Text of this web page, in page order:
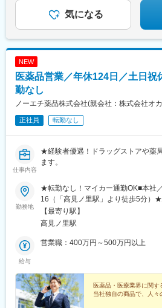
気になる
NEW
医薬品営業／年休124日／土日祝
勤なし
ノーエチ薬品株式会社(親会社：株式会社オ
正社員 転勤なし
仕事内容
★経験者優遇！ドラッグストアや薬
ます。
勤務地
★転勤なし！マイカー通勤OK■本社
16（「高見ノ里駅」より徒歩5分）★
場も空きがあるので、自動車通勤も
い方も大歓迎です♪※受動喫煙対策：
【最寄り駅】
高見ノ里駅
給与
営業職：400万円～500万円以上
医薬品・医療業界に関す
当社独自の商品で、人